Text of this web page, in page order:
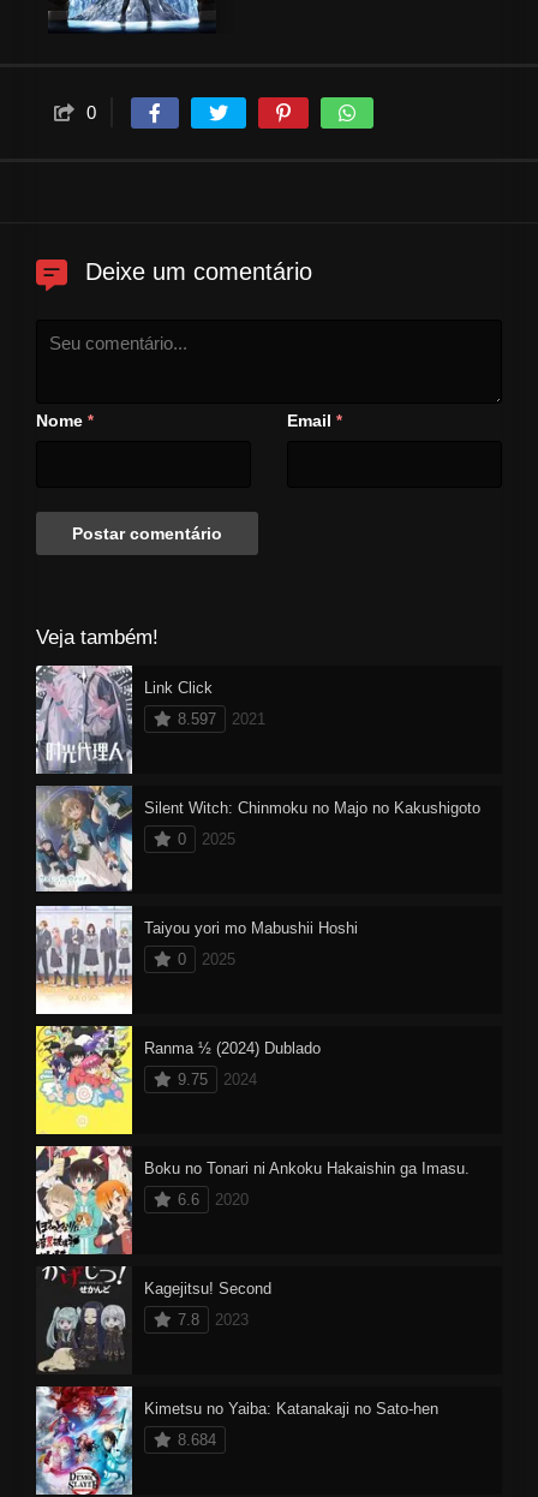
0
Deixe um comentário
Nome * Email *
Veja também!
Link Click
8.597
2021
Silent Witch: Chinmoku no Majo no Kakushigoto
0
2025
Taiyou yori mo Mabushii Hoshi
0
2025
Ranma ½ (2024) Dublado
9.75
2024
Boku no Tonari ni Ankoku Hakaishin ga Imasu.
6.6
2020
Kagejitsu! Second
7.8
2023
Kimetsu no Yaiba: Katanakaji no Sato-hen
8.684